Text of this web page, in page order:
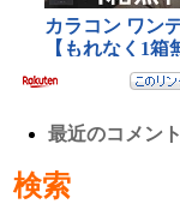
最近のコメント
検索